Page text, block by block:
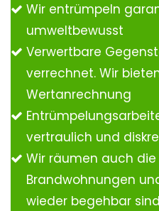
Wir entrümpeln
umweltbewusst
Verwertbare
verrechnet. Wir
Wertanrechnung
vertraulich und
Wir räumen auch die
Brandwohnungen
wieder begehbar